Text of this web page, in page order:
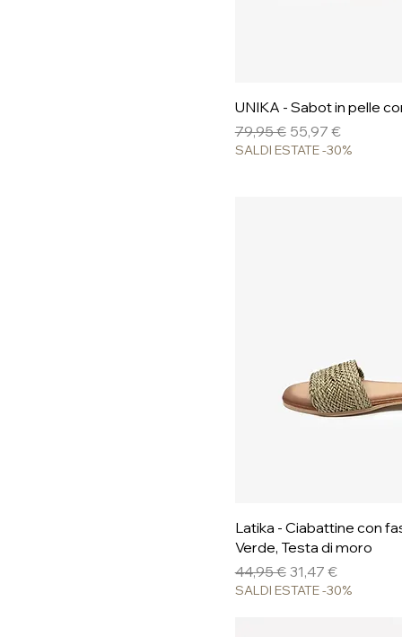
Vista
UNIKA - Sabot in pelle
Prezzo regolare
79,95 € Prezzo scontato
55,97 €
SALDI ESTATE -30%
Vista
Latika - Ciabattine con
Verde, Testa di moro
Prezzo regolare
44,95 € Prezzo scontato
31,47 €
SALDI ESTATE -30%